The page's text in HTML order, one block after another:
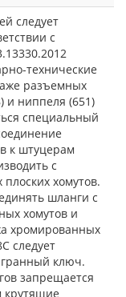
следует
с
технические
разъемных
и ниппеля (651)
специальный
к штуцерам
с
хомутов.
шланги с
хомутов и
хромированных
следует
ключ.
запрещается
крутящие